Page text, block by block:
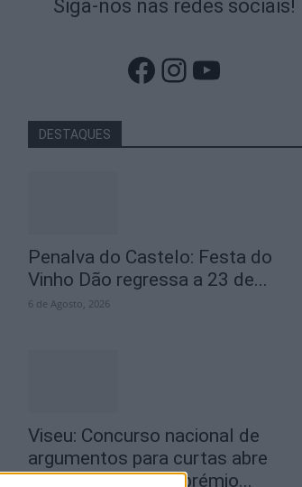
Siga-nos nas redes sociais!
Facebook
Instagram
YouTube
DESTAQUES
Penalva do Castelo: Festa do
Vinho Dão regressa a 23 de...
6 de Agosto, 2026
Viseu: Concurso nacional de
argumentos para curtas abre
candidaturas com prémio...